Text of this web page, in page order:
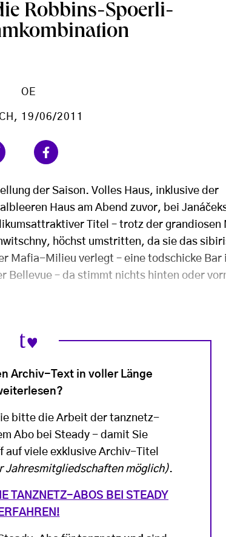
Robbins-Spoerli-
OE
, 19/06/2011
der Saison. Volles Haus, inklusive der
Haus am Abend zuvor, bei
Titel – trotz der grandiosen
höchst umstritten, da sie das
Mafia-Milieu verlegt – eine todschicke Bar
Bellevue – da stimmt nichts hinten oder
Archiv-Text in voller Länge
bitte die Arbeit der tanznetz-
Abo bei Steady - damit Sie
auf viele exklusive Archiv-Titel
Jahresmitgliedschaften möglich).
TANZNETZ-ABOS BEI STEADY
ERFAHREN!